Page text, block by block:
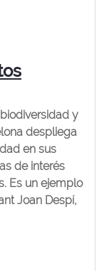
y
despliega
en sus
de interés
Es un ejemplo
Joan Despí,